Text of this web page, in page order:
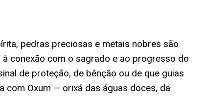
pedras preciosas e metais nobres são
conexão com o sagrado e ao progresso do
de proteção, de bênção ou de que guias
com Oxum — orixá das águas doces, da